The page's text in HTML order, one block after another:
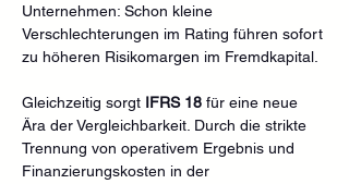
Unternehmen: Schon kleine
Verschlechterungen im Rating führen sofort
zu höheren Risikomargen im Fremdkapital.
Gleichzeitig sorgt IFRS 18 für eine neue
Ära der Vergleichbarkeit. Durch die strikte
Trennung von operativem Ergebnis und
Finanzierungskosten in der